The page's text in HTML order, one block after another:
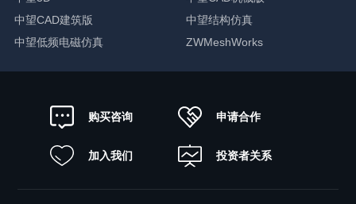
中望CAD建筑版
中望结构仿真
中望低频电磁仿真
ZWMeshWorks
购买咨询 申请合作
加入我们 投资者关系